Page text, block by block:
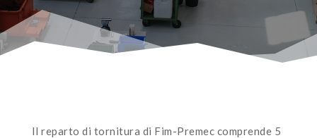
Il reparto di tornitura di Fim-Premec comprende 5